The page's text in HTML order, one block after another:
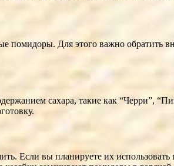
помидоры. Для этого важно обратить
сахара, такие как “Черри”,
Если вы планируете их использовать